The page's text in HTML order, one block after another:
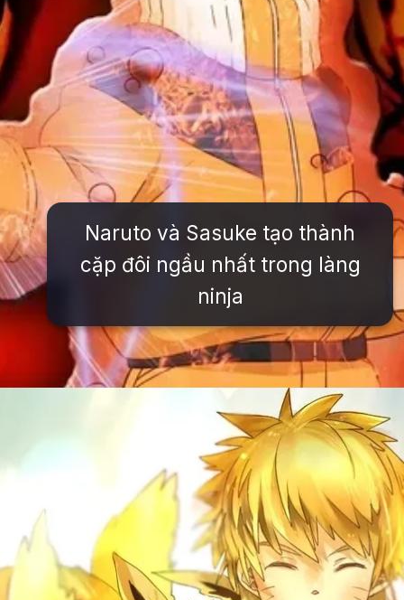
Naruto và Sasuke tạo thành
cặp đôi ngầu nhất trong làng
ninja
https://issiloo.edu.vn/avatar-naruto